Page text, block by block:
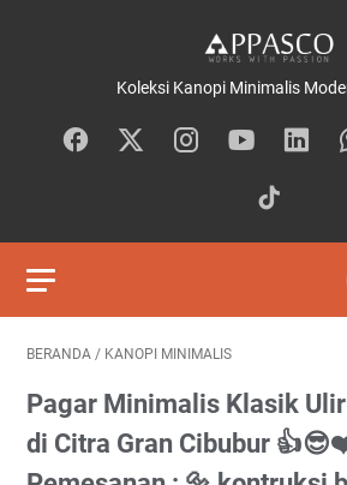
Koleksi Kanopi Minimalis
BERANDA / KANOPI MINIMALIS
Pagar Minimalis Klasik
di Citra Gran Cibubur⁠